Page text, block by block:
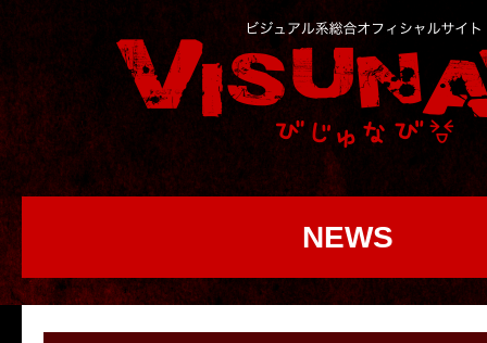
NEWS